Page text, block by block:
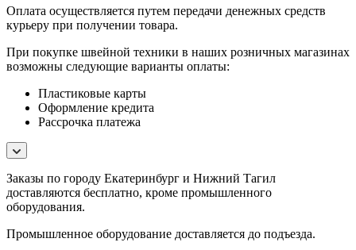
Оплата осуществляется путем передачи денежных средств
курьеру при получении товара.
При покупке швейной техники в наших розничных магазинах
возможны следующие варианты оплаты:
Пластиковые карты
Оформление кредита
Рассрочка платежа
Заказы по городу Екатеринбург и Нижний Тагил
доставляются бесплатно, кроме промышленного
оборудования.
Промышленное оборудование доставляется до подъезда.